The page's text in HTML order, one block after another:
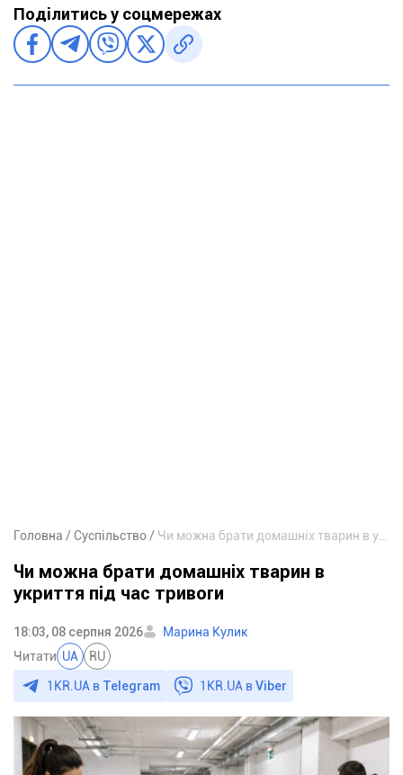
Поділитись у соцмережах
Головна Суспільство
Чи можна брати домашніх тварин в
укриття під час тривоги
18:03, 08 серпня 2026
Марина Кулик
Читати UA RU
1KR.UA в Telegram 1KR.UA вViber